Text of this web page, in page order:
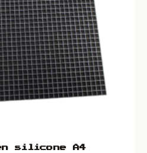
silicone A4